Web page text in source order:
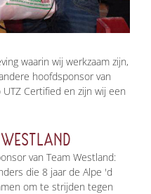
waarin wij werkzaam zijn,
hoofdsponsor van
Certified en zijn wij een
van Team Westland:
die 8 jaar de Alpe 'd
om te strijden tegen